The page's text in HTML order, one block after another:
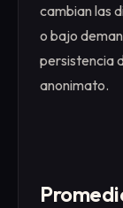
cambian las
o bajo
persistencia
anonimato.